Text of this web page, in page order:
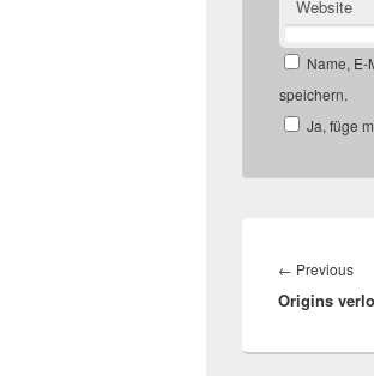
Website
Name,
speichern.
Ja, füge
← Previous
Origins